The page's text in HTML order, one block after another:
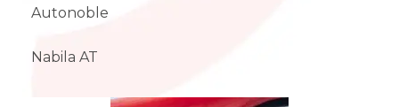
Autonoble
Nabila AT